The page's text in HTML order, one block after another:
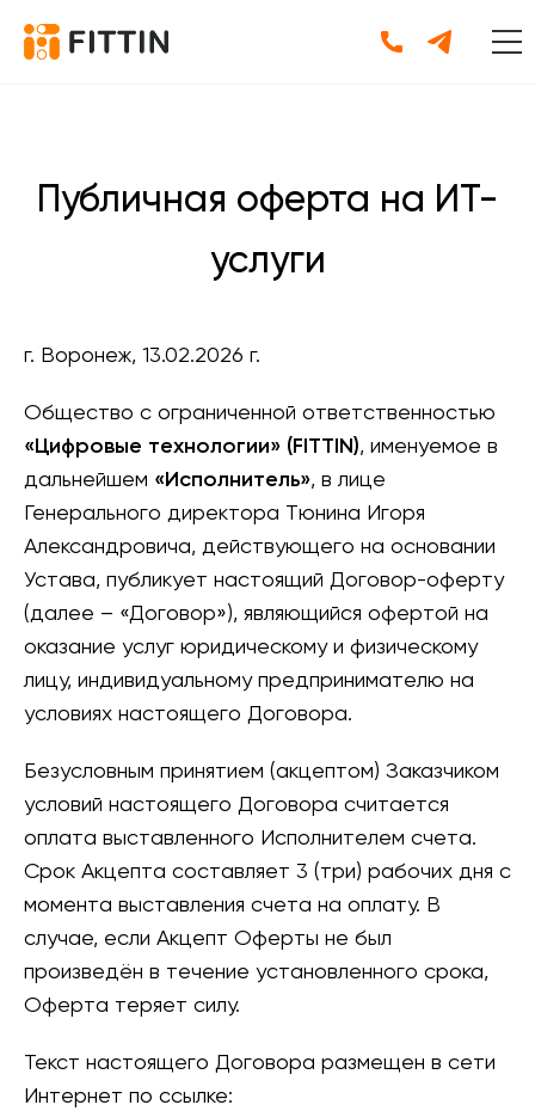
Публичная оферта на ИТ-
услуги
г. Воронеж, 13.02.2026 г.
Общество с ограниченной ответственностью
«Цифровые технологии» (FITTIN), именуемое в
дальнейшем «Исполнитель», в лице
Генерального директора Тюнина Игоря
Александровича, действующего на основании
Устава, публикует настоящий Договор-оферту
(далее – «Договор»), являющийся офертой на
оказание услуг юридическому и физическому
лицу, индивидуальному предпринимателю на
условиях настоящего Договора.
Безусловным принятием (акцептом) Заказчиком
условий настоящего Договора считается
оплата выставленного Исполнителем счета.
Срок Акцепта составляет 3 (три) рабочих дня с
момента выставления счета на оплату. В
случае, если Акцепт Оферты не был
произведён в течение установленного срока,
Оферта теряет силу.
Текст настоящего Договора размещен в сети
Интернет по ссылке: